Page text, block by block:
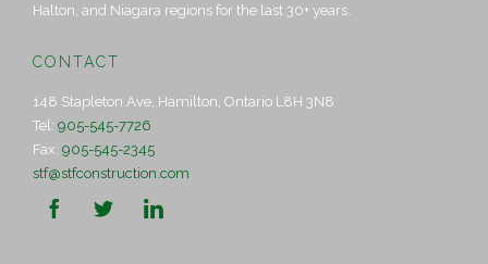
Halton, and Niagara regions for the last 30+ years.
CONTACT
148 Stapleton Ave, Hamilton, Ontario L8H 3N8
Tel: 905-545-7726
Fax: 905-545-2345
stf@stfconstruction.com
  